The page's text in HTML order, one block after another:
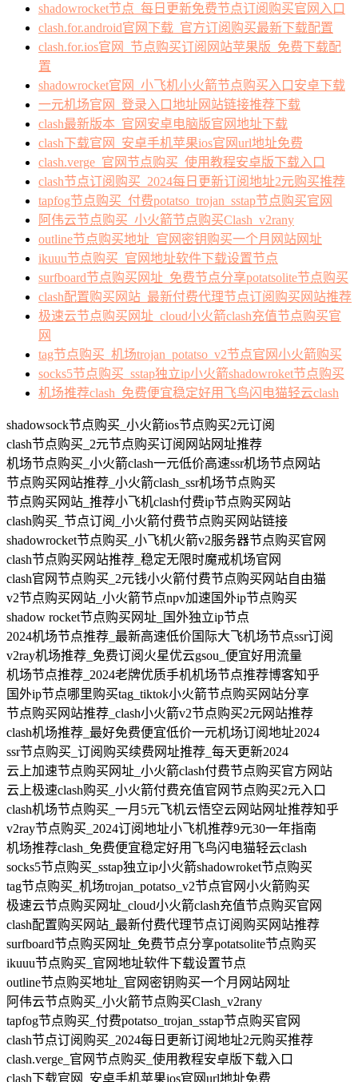
shadowrocket节点_每日更新免费节点订阅购买官网入口
clash.for.android官网下载_官方订阅购买最新下载配置
clash.for.ios官网_节点购买订阅网站苹果版_免费下载配
置
shadowrocket官网_小飞机小火箭节点购买入口安卓下载
一元机场官网_登录入口地址网站链接推荐下载
clash最新版本_官网安卓电脑版官网地址下载
clash下载官网_安卓手机苹果ios官网url地址免费
clash.verge_官网节点购买_使用教程安卓版下载入口
clash节点订阅购买_2024每日更新订阅地址2元购买推荐
tapfog节点购买_付费potatso_trojan_sstap节点购买官网
阿伟云节点购买_小火箭节点购买Clash_v2rany
outline节点购买地址_官网密钥购买一个月网站网址
ikuuu节点购买_官网地址软件下载设置节点
surfboard节点购买网址_免费节点分享potatsolite节点购买
clash配置购买网站_最新付费代理节点订阅购买网站推荐
极速云节点购买网址_cloud小火箭clash充值节点购买官
网
tag节点购买_机场trojan_potatso_v2节点官网小火箭购买
socks5节点购买_sstap独立ip小火箭shadowroket节点购买
机场推荐clash_免费便宜稳定好用飞鸟闪电猫轻云clash
shadowsock节点购买_小火箭ios节点购买2元订阅
clash节点购买_2元节点购买订阅网站网址推荐
机场节点购买_小火箭clash一元低价高速ssr机场节点网站
节点购买网站推荐_小火箭clash_ssr机场节点购买
节点购买网站_推荐小飞机clash付费ip节点购买网站
clash购买_节点订阅_小火箭付费节点购买网站链接
shadowrocket节点购买_小飞机火箭v2服务器节点购买官网
clash节点购买网站推荐_稳定无限时魔戒机场官网
clash官网节点购买_2元钱小火箭付费节点购买网站自由猫
v2节点购买网站_小火箭节点npv加速国外ip节点购买
shadow rocket节点购买网址_国外独立ip节点
2024机场节点推荐_最新高速低价国际大飞机场节点ssr订阅
v2ray机场推荐_免费订阅火星优云gsou_便宜好用流量
机场节点推荐_2024老牌优质手机机场节点推荐博客知乎
国外ip节点哪里购买tag_tiktok小火箭节点购买网站分享
节点购买网站推荐_clash小火箭v2节点购买2元网站推荐
clash机场推荐_最好免费便宜低价一元机场订阅地址2024
ssr节点购买_订阅购买续费网址推荐_每天更新2024
云上加速节点购买网址_小火箭clash付费节点购买官方网站
云上极速clash购买_小火箭付费充值官网节点购买2元入口
clash机场节点购买_一月5元飞机云悟空云网站网址推荐知乎
v2ray节点购买_2024订阅地址小飞机推荐9元30一年指南
机场推荐clash_免费便宜稳定好用飞鸟闪电猫轻云clash
socks5节点购买_sstap独立ip小火箭shadowroket节点购买
tag节点购买_机场trojan_potatso_v2节点官网小火箭购买
极速云节点购买网址_cloud小火箭clash充值节点购买官网
clash配置购买网站_最新付费代理节点订阅购买网站推荐
surfboard节点购买网址_免费节点分享potatsolite节点购买
ikuuu节点购买_官网地址软件下载设置节点
outline节点购买地址_官网密钥购买一个月网站网址
阿伟云节点购买_小火箭节点购买Clash_v2rany
tapfog节点购买_付费potatso_trojan_sstap节点购买官网
clash节点订阅购买_2024每日更新订阅地址2元购买推荐
clash.verge_官网节点购买_使用教程安卓版下载入口
clash下载官网_安卓手机苹果ios官网url地址免费